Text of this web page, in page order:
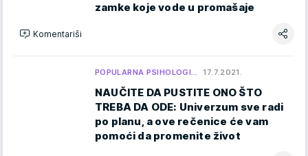
zamke koje vode u promašaje
Komentariši
POPULARNA PSIHOLOGI… 17.7.2021.
NAUČITE DA PUSTITE ONO ŠTO
TREBA DA ODE: Univerzum sve radi
po planu, a ove rečenice će vam
pomoći da promenite život